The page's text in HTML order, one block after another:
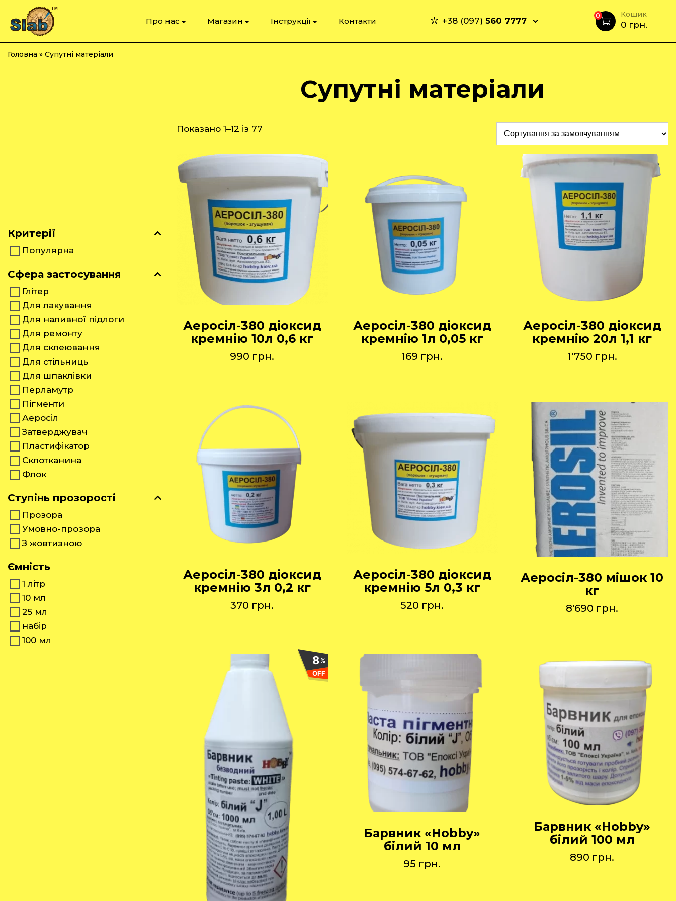
Про нас Магазин Інструкції Контакти +38 (097)560 7777
0 Кошик
0 грн.
Головна » Супутні матеріали
Критерії
Популярна
Сфера застосування
Глітер
Для лакування
Для наливної підлоги
Для ремонту
Для склеювання
Для стільниць
Для шпаклівки
Перламутр
Пігменти
Аеросіл
Затверджувач
Пластифікатор
Склотканина
Флок
Ступінь прозорості
Прозора
Умовно-прозора
З жовтизною
Ємність
1 літр
10 мл
25 мл
набір
100 мл
Супутні матеріали
Показано 1–12 із 77
Аеросіл-380 діоксид
кремнію 10л 0,6 кг
990 грн.
Аеросіл-380 діоксид
кремнію 1л 0,05 кг
169 грн.
Аеросіл-380 діоксид
кремнію 20л 1,1 кг
1'750 грн.
Аеросіл-380 діоксид
кремнію 3л 0,2 кг
370 грн.
Аеросіл-380 діоксид
кремнію 5л 0,3 кг
520 грн.
Аеросіл-380 мішок 10
кг
8'690 грн.
8%
OFF
Барвник «Hobby»
білий 10 мл
95 грн.
Барвник «Hobby»
білий 100 мл
890 грн.